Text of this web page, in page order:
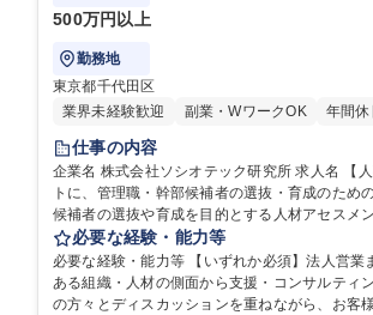
500万円以上
勤務地
東京都千代田区
業界未経験歓迎
副業・WワークOK 年間
仕事の内容
企業名 株式会社ソシオテック研究所 求人名 【人事向けコンサルティング営業】大手企業の幹部・管理職選抜を支援 仕事の内容 大手企業の人事・人材開発部門をクライアン
トに、管理職・幹部候補者の選抜・育成のための人材アセスメン
候補者の選抜や育成を目的とする人材アセスメ
人材開発部門 【業務内容】■顧客の組織・人材
メント■導入後のフ
必要な経験・能力等
必要な経験・能力等 【いずれか必須】法人営業またはコンサルテ
ある組織・人材の側面から支援・コンサルティ
の方々とディスカッションを重ねながら、お客様固